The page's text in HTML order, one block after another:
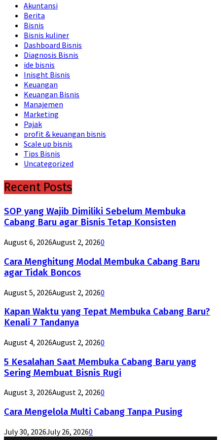
Akuntansi
Berita
Bisnis
Bisnis kuliner
Dashboard Bisnis
Diagnosis Bisnis
ide bisnis
Inisght Bisnis
Keuangan
Keuangan Bisnis
Manajemen
Marketing
Pajak
profit & keuangan bisnis
Scale up bisnis
Tips Bisnis
Uncategorized
Recent Posts
SOP yang Wajib Dimiliki Sebelum Membuka
Cabang Baru agar Bisnis Tetap Konsisten
August 6, 2026August 2, 20260
Cara Menghitung Modal Membuka Cabang Baru
agar Tidak Boncos
August 5, 2026August 2, 20260
Kapan Waktu yang Tepat Membuka Cabang Baru?
Kenali 7 Tandanya
August 4, 2026August 2, 20260
5 Kesalahan Saat Membuka Cabang Baru yang
Sering Membuat Bisnis Rugi
August 3, 2026August 2, 20260
Cara Mengelola Multi Cabang Tanpa Pusing
July 30, 2026July 26, 20260